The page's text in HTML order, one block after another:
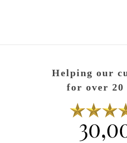
Helping our
for over 20